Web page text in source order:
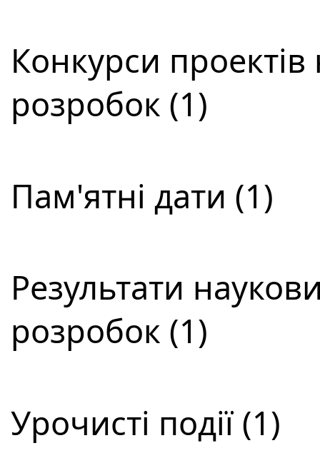
Конкурси
розробок (1)
Пам'ятні дати (1)
Результати
розробок (1)
Урочисті події (1)